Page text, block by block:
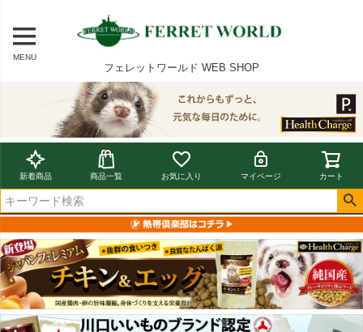
MENU
フェレットワールド WEB SHOP
新着商品 商品一覧 お気に入り マイページ カート